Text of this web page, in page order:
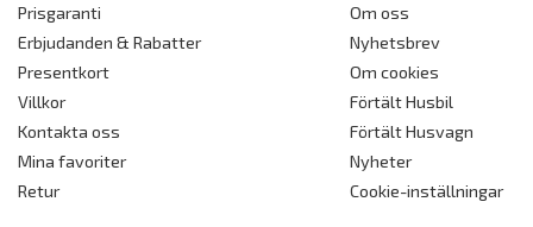
Prisgaranti
Erbjudanden & Rabatter
Presentkort
Villkor
Kontakta oss
Mina favoriter
Retur
Om oss
Nyhetsbrev
Om cookies
Förtält Husbil
Förtält Husvagn
Nyheter
Cookie-inställningar